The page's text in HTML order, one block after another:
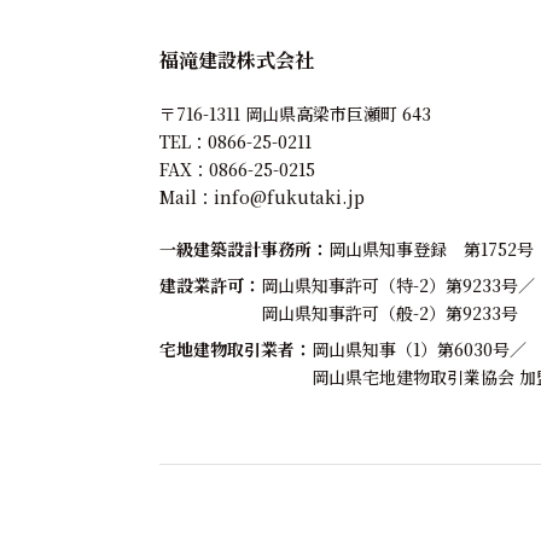
福滝建設株式会社
〒716-1311 岡山県高梁市巨瀬町 643
TEL： 0866-25-0211
FAX：0866-25-0215
Mail： info@fukutaki.jp
一級建築設計事務所
岡山県知事登録 第1752号
建設業許可
岡山県知事許可（特-2）第9233号／
岡山県知事許可（般-2）第9233号
宅地建物取引業者
岡山県知事（1）第6030号／
岡山県宅地建物取引業協会 加